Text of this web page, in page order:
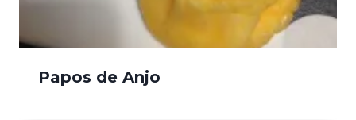
Papos de Anjo